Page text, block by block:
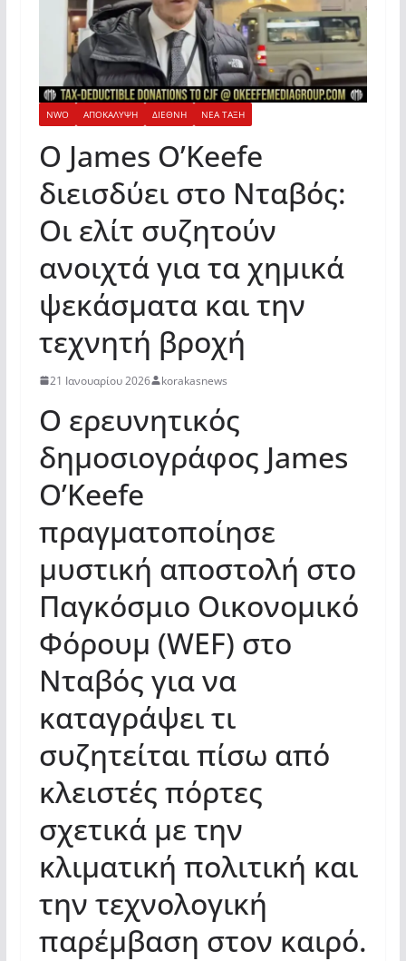
NWO ΑΠΟΚΑΛΥΨΗ ΔΙΕΘΝΗ ΝΕΑ ΤΑΞΗ
Ο James O’Keefe
διεισδύει στο Νταβός:
Οι ελίτ συζητούν
ανοιχτά για τα χημικά
ψεκάσματα και την
τεχνητή βροχή
21 Ιανουαρίου 2026 korakasnews
Ο ερευνητικός
δημοσιογράφος James
O’Keefe
πραγματοποίησε
μυστική αποστολή στο
Παγκόσμιο Οικονομικό
Φόρουμ (WEF) στο
Νταβός για να
καταγράψει τι
συζητείται πίσω από
κλειστές πόρτες
σχετικά με την
κλιματική πολιτική και
την τεχνολογική
παρέμβαση στον καιρό.